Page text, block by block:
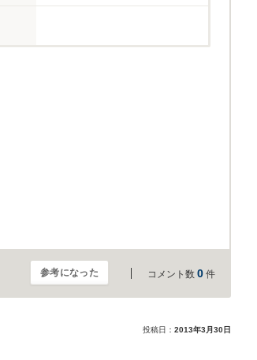
参考になった コメント数 0 件
投稿日： 2013年3月30日